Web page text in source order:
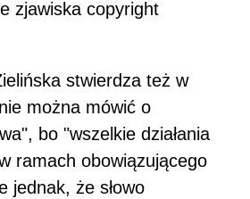
zjawiska copyright
stwierdza też w
można mówić o
bo "wszelkie działania
ramach obowiązującego
jednak, że słowo